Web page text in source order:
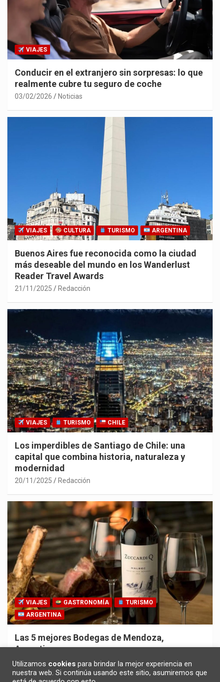
VIAJES
Conducir en el extranjero sin sorpresas: lo que
realmente cubre tu seguro de coche
03/02/2026 Noticias
VIAJES CULTURA TURISMO ARGENTINA
Buenos Aires fue reconocida como la ciudad
más deseable del mundo en los Wanderlust
Reader Travel Awards
21/11/2025 Redacción
VIAJES TURISMO CHILE
Los imperdibles de Santiago de Chile: una
capital que combina historia, naturaleza y
modernidad
20/11/2025 Redacción
VIAJES GASTRONOMÍA
TURISMO
ARGENTINA
Las 5 mejores Bodegas de Mendoza,
Argentina
30/10/2025 Redacción
Utilizamos cookies para brindar la mejor experiencia en
nuestra web. Si continúa usando este sitio, asumiremos que